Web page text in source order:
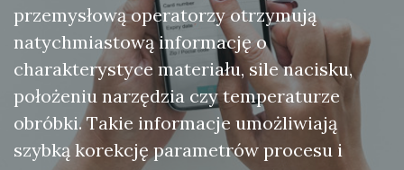
przemysłową operatorzy otrzymują
natychmiastową informację o
charakterystyce materiału, sile nacisku,
położeniu narzędzia czy temperaturze
obróbki. Takie informacje umożliwiają
szybką korekcję parametrów procesu i